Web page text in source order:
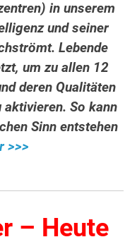
in unserem
und seiner
Lebende
um zu allen 12
deren Qualitäten
So kann
Sinn entstehen
>>>
– Heute